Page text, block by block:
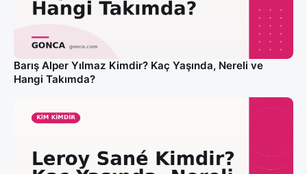
Barış Alper Yılmaz Kimdir? Kaç Yaşında, Nereli ve
Hangi Takımda?